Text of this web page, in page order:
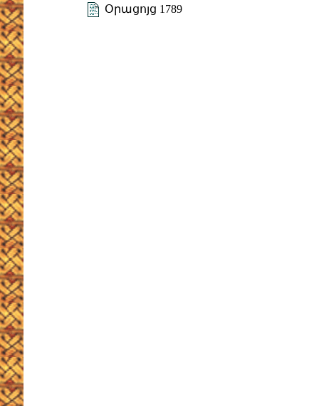
Օրացոյց 1789